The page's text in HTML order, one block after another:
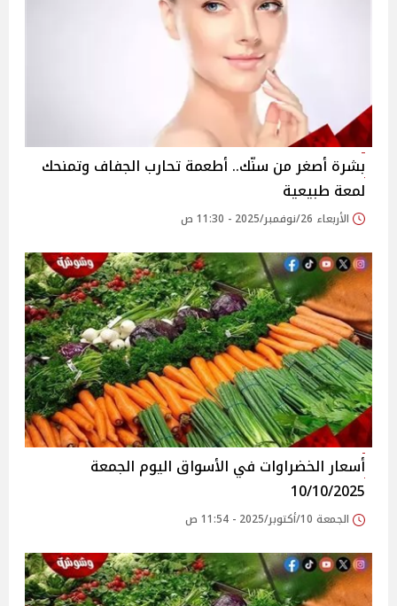
بشرة أصغر من سنّك.. أطعمة تحارب الجفاف وتمنحك
لمعة طبيعية
الأربعاء 26/نوفمبر/2025 - 11:30 ص
أسعار الخضراوات في الأسواق‎‎ اليوم الجمعة
10/10/2025
الجمعة 10/أكتوبر/2025 - 11:54 ص